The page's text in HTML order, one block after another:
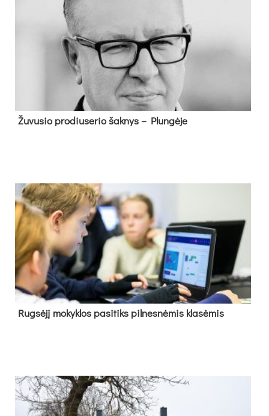
Žu­vu­sio pro­diu­se­rio šak­nys – Plun­gė­je
Rug­sė­jį mo­kyk­los pa­si­tiks pil­nes­nė­mis kla­sė­mis